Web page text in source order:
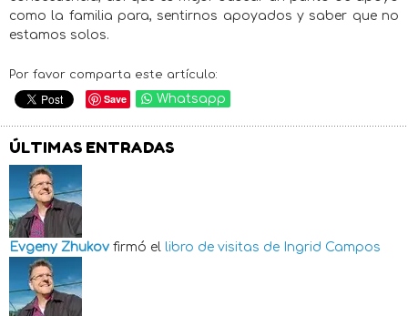
como la familia para, sentirnos apoyados y saber que no
estamos solos.
Por favor comparta este artículo:
Save Whatsapp
ÚLTIMAS ENTRADAS
Evgeny Zhukov firmó el libro de visitas de Ingrid Campos